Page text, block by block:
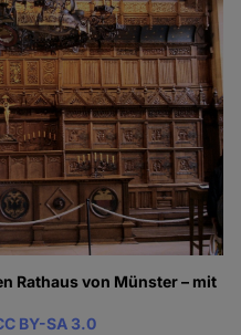
Rathaus von Münster – mit
BY-SA 3.0